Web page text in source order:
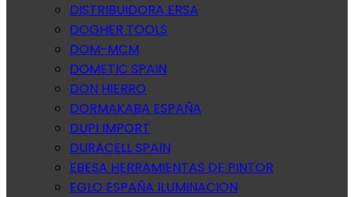
DISTRIBUIDORA ERSA
DOGHER TOOLS
DOM-MCM
DOMETIC SPAIN
DON HIERRO
DORMAKABA ESPAÑA
DUPI IMPORT
DURACELL SPAIN
EBESA HERRAMIENTAS DE PINTOR
EGLO ESPAÑA ILUMINACION